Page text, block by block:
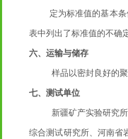
定为标准值的基本
表中列出了标准值的不确
六、运输与储存
样品以密封良好的
七、测试单位
新疆矿产实验研究
综合测试研究所、河南省